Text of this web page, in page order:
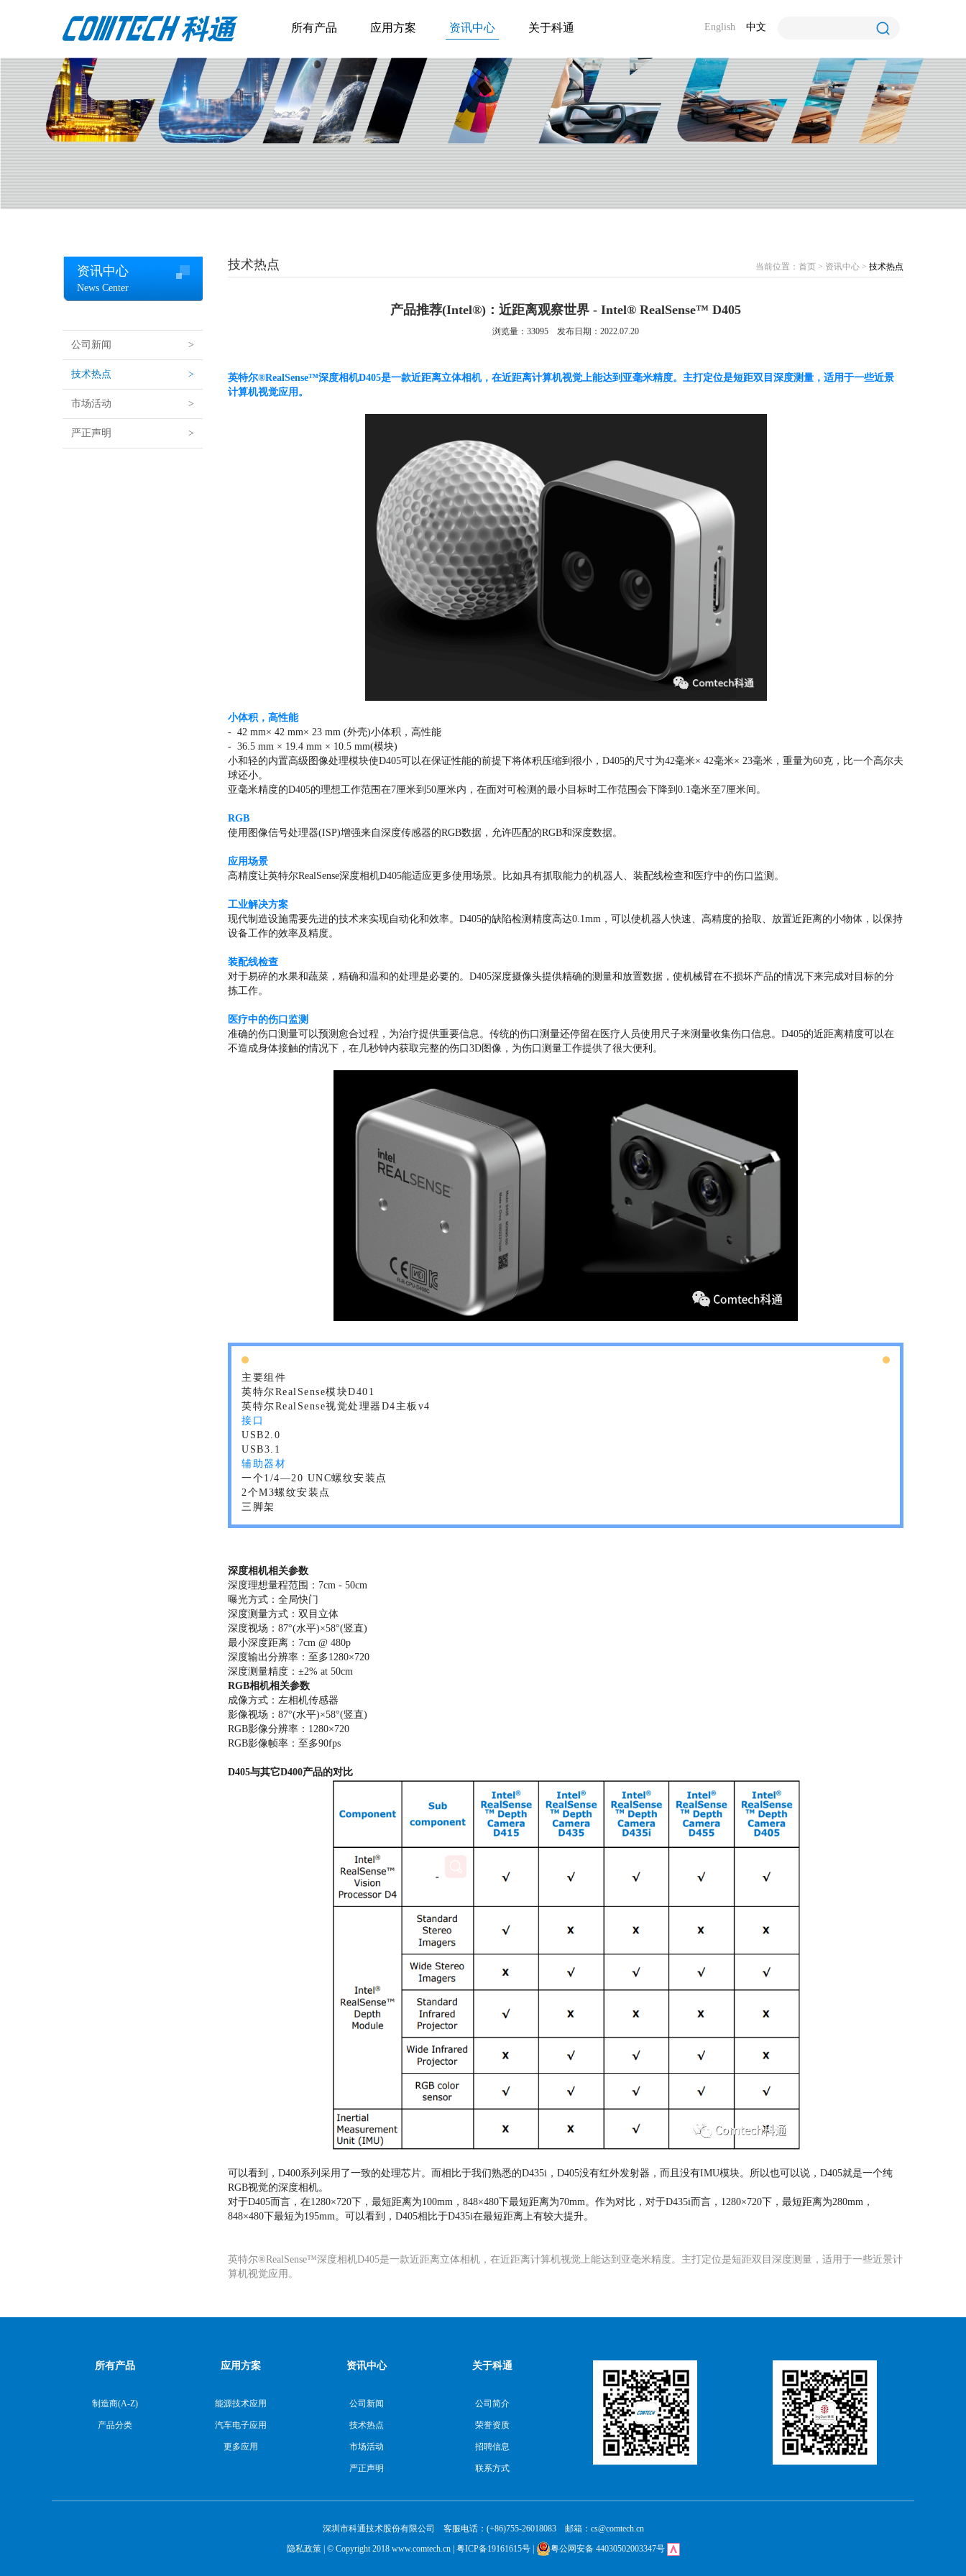
所有产品 应用方案 资讯中心 关于科通 English 中文
资讯中心
News Center
公司新闻 >
技术热点 >
市场活动 >
严正声明 >
技术热点 当前位置： 首页 > 资讯中心 > 技术热点
产品推荐(Intel®)：近距离观察世界 - Intel® RealSense™ D405
浏览量： 33095 发布日期：2022.07.20
英特尔®RealSense™深度相机D405是一款近距离立体相机，在近距离计算机视觉上能达到亚毫米精度。主打定位是短距双目深度测量，适用于一些近景
计算机视觉应用。
小体积，高性能
- 42 mm× 42 mm× 23 mm (外壳)小体积，高性能
- 36.5 mm × 19.4 mm × 10.5 mm(模块)
小和轻的内置高级图像处理模块使D405可以在保证性能的前提下将体积压缩到很小，D405的尺寸为42毫米× 42毫米× 23毫米，重量为60克，比一个高尔夫
球还小。
亚毫米精度的D405的理想工作范围在7厘米到50厘米内，在面对可检测的最小目标时工作范围会下降到0.1毫米至7厘米间。
RGB
使用图像信号处理器(ISP)增强来自深度传感器的RGB数据，允许匹配的RGB和深度数据。
应用场景
高精度让英特尔RealSense深度相机D405能适应更多使用场景。比如具有抓取能力的机器人、装配线检查和医疗中的伤口监测。
工业解决方案
现代制造设施需要先进的技术来实现自动化和效率。D405的缺陷检测精度高达0.1mm，可以使机器人快速、高精度的拾取、放置近距离的小物体，以保持
设备工作的效率及精度。
装配线检查
对于易碎的水果和蔬菜，精确和温和的处理是必要的。D405深度摄像头提供精确的测量和放置数据，使机械臂在不损坏产品的情况下来完成对目标的分
拣工作。
医疗中的伤口监测
准确的伤口测量可以预测愈合过程，为治疗提供重要信息。传统的伤口测量还停留在医疗人员使用尺子来测量收集伤口信息。D405的近距离精度可以在
不造成身体接触的情况下，在几秒钟内获取完整的伤口3D图像，为伤口测量工作提供了很大便利。
主要组件
英特尔RealSense模块D401
英特尔RealSense视觉处理器D4主板v4
接口
USB2.0
USB3.1
辅助器材
一个1/4—20 UNC螺纹安装点
2个M3螺纹安装点
三脚架
深度相机相关参数
深度理想量程范围：7cm - 50cm
曝光方式：全局快门
深度测量方式：双目立体
深度视场：87°(水平)×58°(竖直)
最小深度距离：7cm @ 480p
深度输出分辨率：至多1280×720
深度测量精度：±2% at 50cm
RGB相机相关参数
成像方式：左相机传感器
影像视场：87°(水平)×58°(竖直)
RGB影像分辨率：1280×720
RGB影像帧率：至多90fps
D405与其它D400产品的对比
可以看到，D400系列采用了一致的处理芯片。而相比于我们熟悉的D435i，D405没有红外发射器，而且没有IMU模块。所以也可以说，D405就是一个纯
RGB视觉的深度相机。
对于D405而言，在1280×720下，最短距离为100mm，848×480下最短距离为70mm。作为对比，对于D435i而言，1280×720下，最短距离为280mm，
848×480下最短为195mm。可以看到，D405相比于D435i在最短距离上有较大提升。
英特尔®RealSense™深度相机D405是一款近距离立体相机，在近距离计算机视觉上能达到亚毫米精度。主打定位是短距双目深度测量，适用于一些近景计
算机视觉应用。
所有产品
制造商(A-Z)
产品分类
应用方案
能源技术应用
汽车电子应用
更多应用
资讯中心
公司新闻
技术热点
市场活动
严正声明
关于科通
公司简介
荣誉资质
招聘信息
联系方式
深圳市科通技术股份有限公司 客服电话：(+86)755-26018083 邮箱：cs@comtech.cn
隐私政策| © Copyright 2018 www.comtech.cn | 粤ICP备19161615号| 粤公网安备 44030502003347号